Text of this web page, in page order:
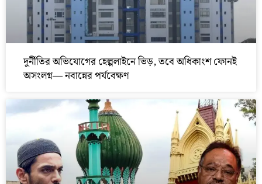
দুর্নীতির অভিযোগের হেল্পলাইনে ভিড়, তবে অধিকাংশ ফোনই
অসংলগ্ন— নবান্নের পর্যবেক্ষণ